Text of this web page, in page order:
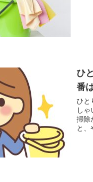
ひ
番
ひと
し
掃除
と、